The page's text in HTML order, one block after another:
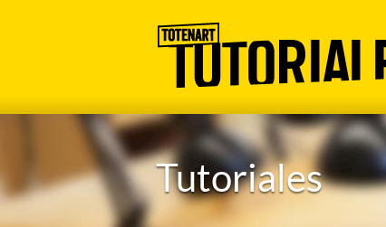
Tutoriales